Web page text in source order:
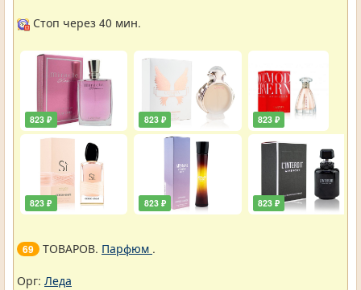
Стоп через 40 мин.
823 ₽
823 ₽
823 ₽
823 ₽
823 ₽
823 ₽
69 ТОВАРОВ. Парфюм .
Орг: Леда